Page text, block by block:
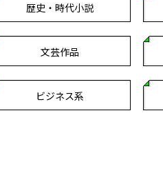
歴史・時代小説
文芸作品
ビジネス系